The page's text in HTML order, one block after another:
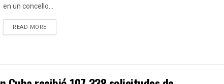
en un concello...
READ MOREDETAILS